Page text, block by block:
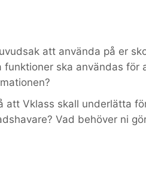
att använda på er
funktioner ska användas för
att Vklass skall underlätta
Vad behöver ni